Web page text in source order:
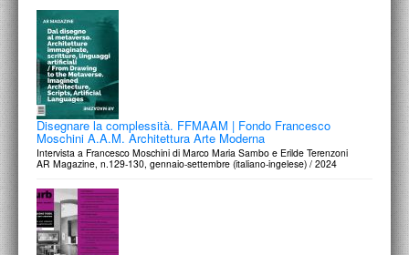
Disegnare la complessità. FFMAAM | Fondo Francesco
Moschini A.A.M. Architettura Arte Moderna
Intervista a Francesco Moschini di Marco Maria Sambo e Erilde Terenzoni
AR Magazine, n.129-130, gennaio-settembre (italiano-ingelese) / 2024